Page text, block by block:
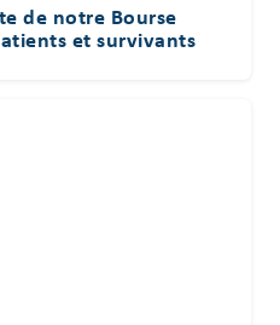
de notre Bourse
et survivants